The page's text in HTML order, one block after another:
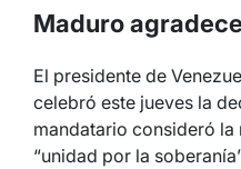
Maduro
El presidente de
celebró este jueves la
mandatario consideró
“unidad por la